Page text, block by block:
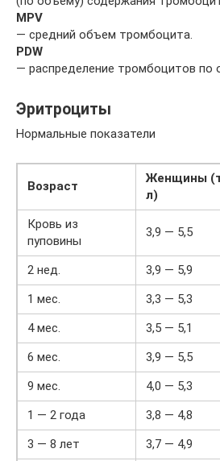
MPV
— средний объем тромбоцита.
PDW
— распределение тромбоцитов по
Эритроциты
Нормальные показатели
Возраст
Женщины
л)
Кровь из
пуповины
3,9 — 5,5
2 нед. 3,9 — 5,9
1 мес.
3,3 — 5,3
4 мес.
3,5 — 5,1
6 мес.
3,9 — 5,5
9 мес.
4,0 — 5,3
1 — 2 года
3,8 — 4,8
3 — 8 лет
3,7 — 4,9